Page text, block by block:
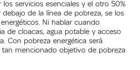
los servicios esenciales y el otro 50%
de la línea de pobreza, se los
Ni hablar cuando
de cloacas, agua potable y acceso
Con pobreza energética será
tan mencionado objetivo de pobreza